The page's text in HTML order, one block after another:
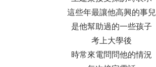
這些年最讓他高興的事兒
是他幫助過的一些孩子
考上大學後
時常來電問問他的情況